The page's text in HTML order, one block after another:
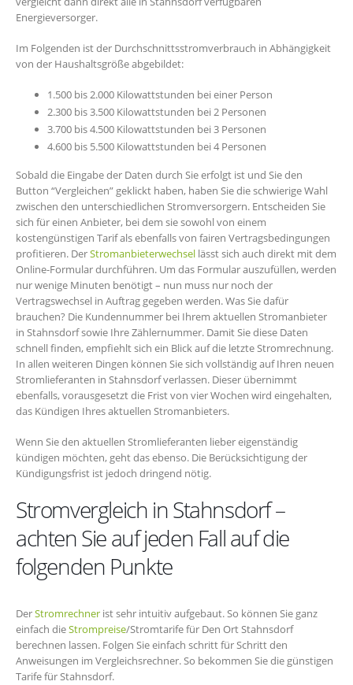
Energieversorger.
Im Folgenden ist der Durchschnittsstromverbrauch in Abhängigkeit
von der Haushaltsgröße abgebildet:
1.500 bis 2.000 Kilowattstunden bei einer Person
2.300 bis 3.500 Kilowattstunden bei 2 Personen
3.700 bis 4.500 Kilowattstunden bei 3 Personen
4.600 bis 5.500 Kilowattstunden bei 4 Personen
Sobald die Eingabe der Daten durch Sie erfolgt ist und Sie den
Button “Vergleichen” geklickt haben, haben Sie die schwierige Wahl
zwischen den unterschiedlichen Stromversorgern. Entscheiden Sie
sich für einen Anbieter, bei dem sie sowohl von einem
kostengünstigen Tarif als ebenfalls von fairen Vertragsbedingungen
profitieren. DerStromanbieterwechsel lässt sich auch direkt mit dem
Online-Formular durchführen. Um das Formular auszufüllen, werden
nur wenige Minuten benötigt – nun muss nur noch der
Vertragswechsel in Auftrag gegeben werden. Was Sie dafür
brauchen? Die Kundennummer bei Ihrem aktuellen Stromanbieter
in Stahnsdorf sowie Ihre Zählernummer. Damit Sie diese Daten
schnell finden, empfiehlt sich ein Blick auf die letzte Stromrechnung.
In allen weiteren Dingen können Sie sich vollständig auf Ihren neuen
Stromlieferanten in Stahnsdorf verlassen. Dieser übernimmt
ebenfalls, vorausgesetzt die Frist von vier Wochen wird eingehalten,
das Kündigen Ihres aktuellen Stromanbieters.
Wenn Sie den aktuellen Stromlieferanten lieber eigenständig
kündigen möchten, geht das ebenso. Die Berücksichtigung der
Kündigungsfrist ist jedoch dringend nötig.
Stromvergleich in Stahnsdorf –
achten Sie auf jeden Fall auf die
folgenden Punkte
DerStromrechner ist sehr intuitiv aufgebaut. So können Sie ganz
einfach dieStrompreise/Stromtarife für Den Ort Stahnsdorf
berechnen lassen. Folgen Sie einfach schritt für Schritt den
Anweisungen im Vergleichsrechner. So bekommen Sie die günstigen
Tarife für Stahnsdorf.